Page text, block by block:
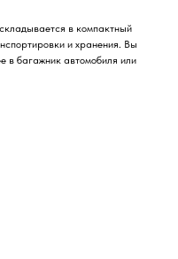
в компактный
и хранения. Вы
в багажник автомобиля или